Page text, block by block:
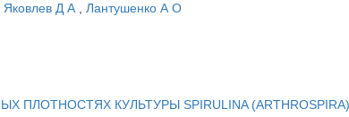
Яковлев Д А , Лантушенко А О
КУЛЬТУРЫ SPIRULINA (ARTHROSPIRA)